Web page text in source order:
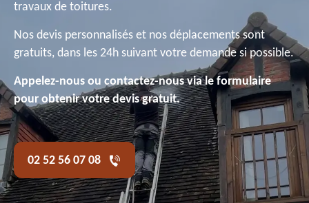
travaux de toitures.
Nos devis personnalisés et nos déplacements sont
gratuits, dans les 24h suivant votre demande si possible.
Appelez-nous ou contactez-nous via le formulaire
pour obtenir votre devis gratuit.
02 52 56 07 08